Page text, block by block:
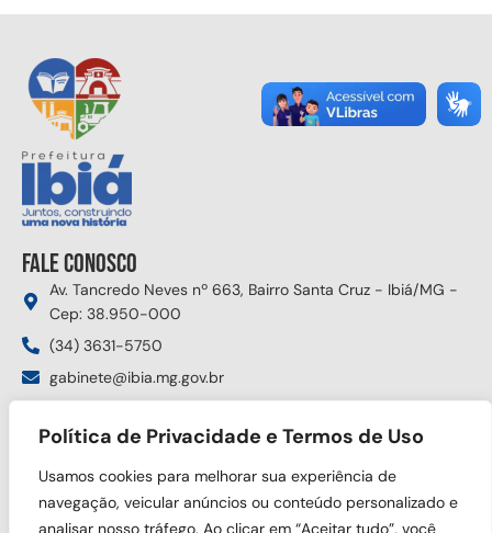
Política de Privacidade e Termos de Uso
Usamos cookies para melhorar sua experiência de
navegação, veicular anúncios ou conteúdo personalizado e
analisar nosso tráfego. Ao clicar em “Aceitar tudo”, você
Fale conosco
Av. Tancredo Neves nº 663, Bairro Santa Cruz - Ibiá/MG -
Cep: 38.950-000
(34) 3631-5750
gabinete@ibia.mg.gov.br